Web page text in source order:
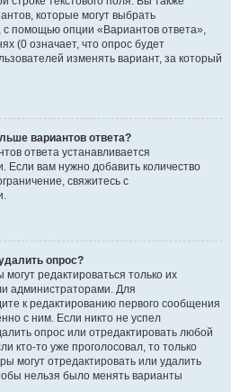
которые могут выбрать
с помощью опции «Вариантов ответа»,
(0 означает, что опрос будет
изменять вариант, за который
вариантов ответа?
ответа устанавливается
вам нужно добавить количество
свяжитесь с
опрос?
редактироваться только их
администраторами. Для
к редактированию первого сообщения
с ним. Если никто не успел
опрос или отредактировать любой
кто-то уже проголосовал, то только
могут отредактировать или удалить
нельзя было менять варианты